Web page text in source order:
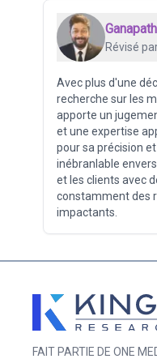
Révisé
Avec plus d'une
recherche sur les
apporte un
et une expertise
pour sa précision
inébranlable
et les clients avec
constamment des
impactants.
FAIT PARTIE DE ONE